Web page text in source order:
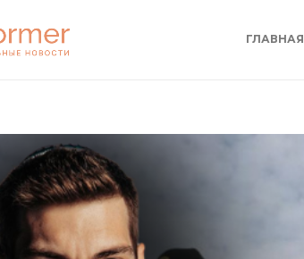
ГЛАВНАЯ